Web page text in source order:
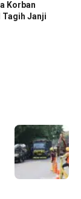
Korban
Tagih Janji